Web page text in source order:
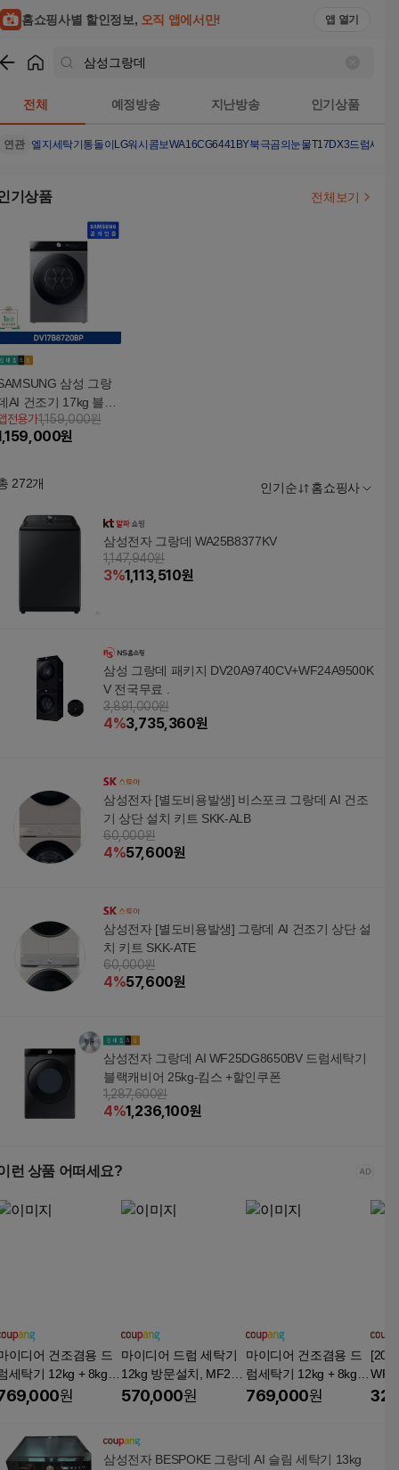
홈쇼핑사별 할인정보, 오직 앱에서만! 앱 열기
전체 예정방송 지난방송 인기상품
연관 엘지세탁기통돌이 LG워시콤보WA16CG6441BY북극곰의눈물T17DX3드럼세탁
기상품 전체보기
삼성 그랑
AI 건조기 17kg 블랙
비어 DV17T8740BV
전용가1,159,000원
원
272개 인기순 홈쇼핑사
삼성전자 그랑데 WA25B8377KV
1,147,940원
3%1,113,510원
삼성 그랑데 패키지 DV20A9740CV+WF24A9500K
V 전국무료 .
3,891,000원
4%3,735,360원
삼성전자 [별도비용발생] 비스포크 그랑데 AI 건조
기 상단 설치 키트 SKK-ALB
60,000원
4%57,600원
삼성전자 [별도비용발생] 그랑데 AI 건조기 상단 설
치 키트 SKK-ATE
60,000원
4%57,600원
삼성전자 그랑데 AI WF25DG8650BV 드럼세탁기
블랙캐비어 25kg-킴스 +할인쿠폰
1,287,600원
4%1,236,100원
런 상품 어떠세요?
이디어 건조겸용 드
세탁기 12kg + 8kg
문설치, MFK03D120
원
마이디어 드럼 세탁기
12kg 방문설치, MF200
W120B/TT-KR, 티타늄
570,000원
마이디어 건조겸용 드
럼세탁기 12kg + 8kg
방문설치, MFK03D120
769,000원
돌이
삼성전자 BESPOKE 그랑데 AI 슬림 세탁기 13kg